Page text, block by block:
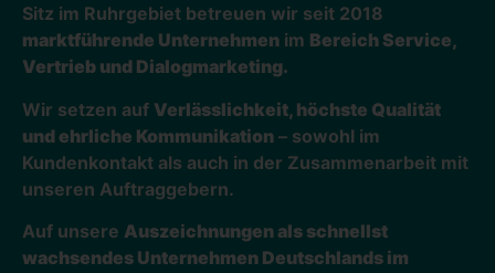
Sitz im Ruhrgebiet betreuen wir seit 2018
marktführende Unternehmen im Bereich Service,
Vertrieb und Dialogmarketing.
Wir setzen auf Verlässlichkeit, höchste Qualität
und ehrliche Kommunikation – sowohl im
Kundenkontakt als auch in der Zusammenarbeit mit
unseren Auftraggebern.
Auf unsere Auszeichnungen als schnellst
wachsendes Unternehmen Deutschlands im